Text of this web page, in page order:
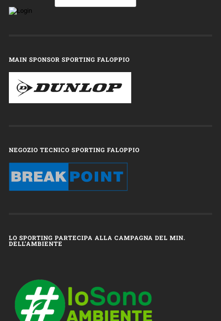
MAIN SPONSOR SPORTING FALOPPIO
NEGOZIO TECNICO SPORTING FALOPPIO
LO SPORTING PARTECIPA ALLA CAMPAGNA DEL MIN.
DELL’AMBIENTE